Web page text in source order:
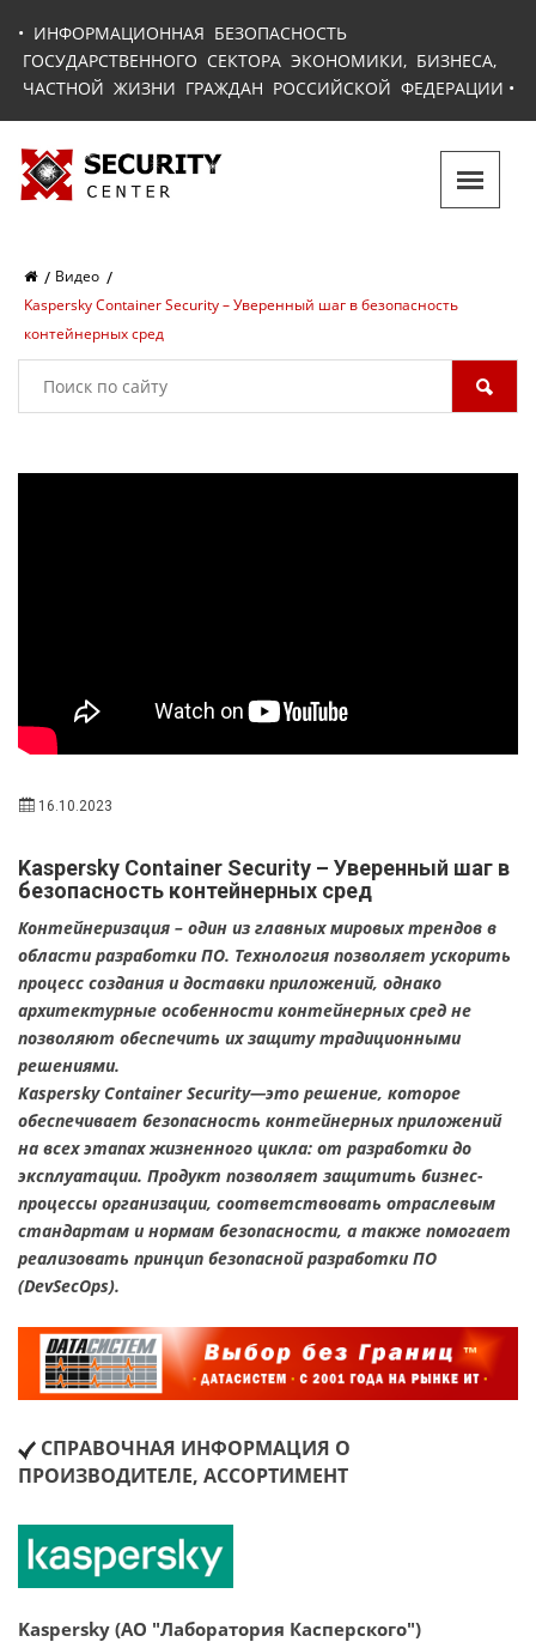
• ИНФОРМАЦИОННАЯ БЕЗОПАСНОСТЬ
ГОСУДАРСТВЕННОГО СЕКТОРА ЭКОНОМИКИ, БИЗНЕСА,
ЧАСТНОЙ ЖИЗНИ ГРАЖДАН РОССИЙСКОЙ ФЕДЕРАЦИИ •
Видео
Kaspersky Container Security – Уверенный шаг в безопасность
контейнерных сред
16.10.2023
Kaspersky Container Security – Уверенный шаг в
безопасность контейнерных сред
Контейнеризация – один из главных мировых трендов в
области разработки ПО. Технология позволяет ускорить
процесс создания и доставки приложений, однако
архитектурные особенности контейнерных сред не
позволяют обеспечить их защиту традиционными
решениями.
Kaspersky Container Security—это решение, которое
обеспечивает безопасность контейнерных приложений
на всех этапах жизненного цикла: от разработки до
эксплуатации. Продукт позволяет защитить бизнес-
процессы организации, соответствовать отраслевым
стандартам и нормам безопасности, а также помогает
реализовать принцип безопасной разработки ПО
(DevSecOps).
СПРАВОЧНАЯ ИНФОРМАЦИЯ О
ПРОИЗВОДИТЕЛЕ, АССОРТИМЕНТ
Kaspersky (АО "Лаборатория Касперского")